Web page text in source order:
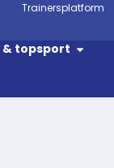
Trainersplatform
topsport